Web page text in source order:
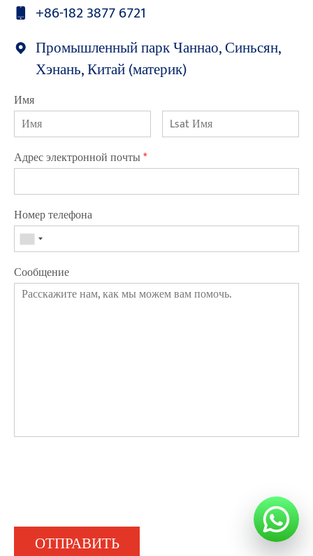
+86-182 3877 6721
Промышленный парк Чаннао, Синьсян,
Хэнань, Китай (материк)
Имя
Адрес электронной почты*
Номер телефона
Сообщение
ОТПРАВИТЬ